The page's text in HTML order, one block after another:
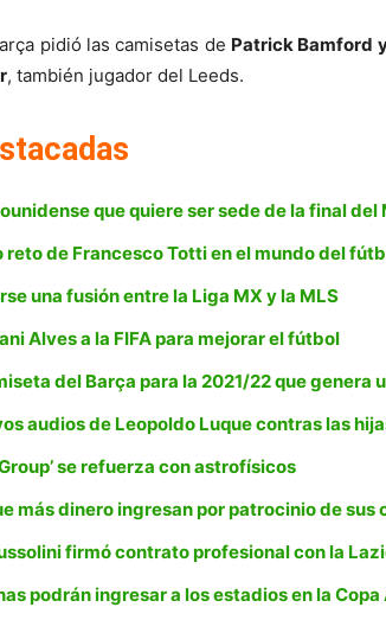
pidió las camisetas de Patrick Bamford
, también jugador del Leeds.
que quiere ser sede de la final del
reto de Francesco Totti en el mundo del
una fusión entre la Liga MX y la MLS
Alves a la FIFA para mejorar el fútbol
del Barça para la 2021/22 que genera
audios de Leopoldo Luque contras las
se refuerza con astrofísicos
más dinero ingresan por patrocinio de sus
firmó contrato profesional con la
podrán ingresar a los estadios en la